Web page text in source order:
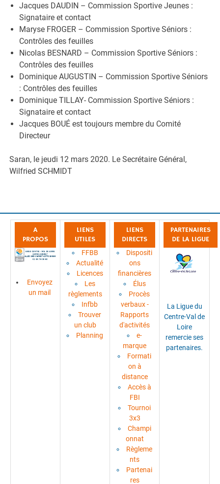
Jacques DAUDIN – Commission Sportive Jeunes :
Signataire et contact
Maryse FROGER – Commission Sportive Séniors :
Contrôles des feuilles
Nicolas BESNARD – Commission Sportive Séniors :
Contrôles des feuilles
Dominique AUGUSTIN – Commission Sportive Séniors
: Contrôles des feuilles
Dominique TILLAY- Commission Sportive Séniors :
Signataire et contact
Jacques BOUÉ est toujours membre du Comité
Directeur
Saran, le jeudi 12 mars 2020. Le Secrétaire Général,
Wilfried SCHMIDT
A
PROPOS
Envoyez
un mail
LIENS
UTILES
FFBB
Actualité
Licences
Les
règlements
Infbb
Trouver
un club
Planning
LIENS
DIRECTS
Dispositi
ons
financières
Élus
Procès
verbaux -
Rapports
d'activités
e-
marque
Formati
on à
distance
Accès à
FBI
Tournoi
3x3
Champi
onnat
Règleme
nts
Partenai
res
PARTENAIRES
DE LA LIGUE
La Ligue du
Centre-Val de
Loire
remercie ses
partenaires.